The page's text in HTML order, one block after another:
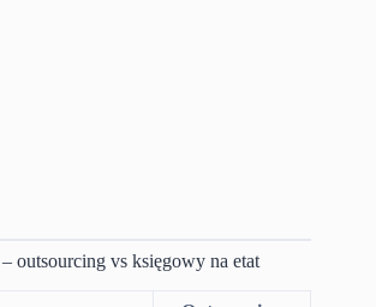
się z nami
outsourcing vs księgowy na etat